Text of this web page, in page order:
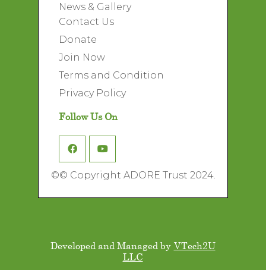
News & Gallery
Contact Us
Donate
Join Now
Terms and Condition
Privacy Policy
Follow Us On
©© Copyright ADORE Trust 2024.
Developed and Managed by VTech2U
LLC